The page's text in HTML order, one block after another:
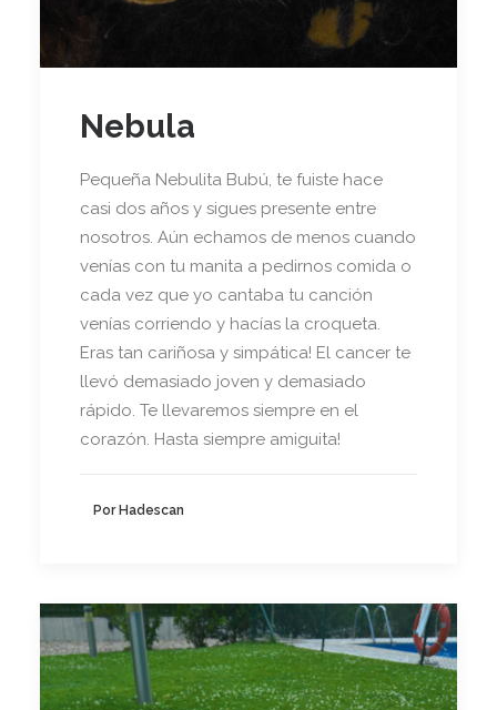
Nebula
Pequeña Nebulita Bubú, te fuiste hace
casi dos años y sigues presente entre
nosotros. Aún echamos de menos cuando
venías con tu manita a pedirnos comida o
cada vez que yo cantaba tu canción
venías corriendo y hacías la croqueta.
Eras tan cariñosa y simpática! El cancer te
llevó demasiado joven y demasiado
rápido. Te llevaremos siempre en el
corazón. Hasta siempre amiguita!
Por Hadescan